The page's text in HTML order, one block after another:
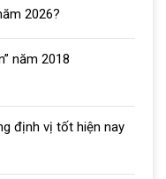
2026?
năm 2018
định vị tốt hiện nay